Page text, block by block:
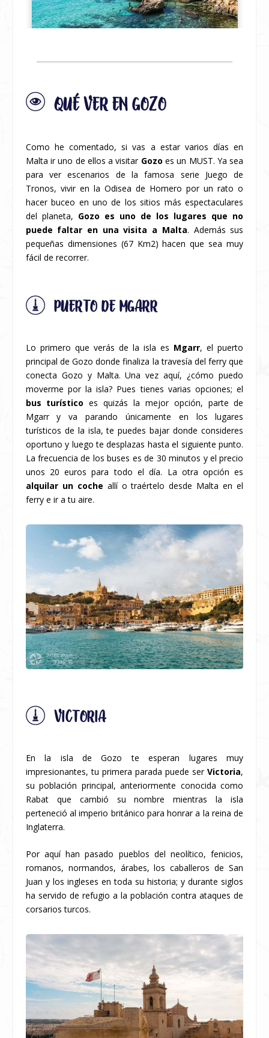
QUÉ VER EN GOZO
Como he comentado, si vas a estar varios días en
Malta ir uno de ellos a visitar Gozo es un MUST. Ya sea
para ver escenarios de la famosa serie Juego de
Tronos, vivir en la Odisea de Homero por un rato o
hacer buceo en uno de los sitios más espectaculares
del planeta, Gozo es uno de los lugares que no
puede faltar en una visita a Malta. Además sus
pequeñas dimensiones (67 Km2) hacen que sea muy
fácil de recorrer.
PUERTO DE MGARR
Lo primero que verás de la isla es Mgarr, el puerto
principal de Gozo donde finaliza la travesía del ferry que
conecta Gozo y Malta. Una vez aquí, ¿cómo puedo
moverme por la isla? Pues tienes varias opciones; el
bus turístico es quizás la mejor opción, parte de
Mgarr y va parando únicamente en los lugares
turísticos de la isla, te puedes bajar donde consideres
oportuno y luego te desplazas hasta el siguiente punto.
La frecuencia de los buses es de 30 minutos y el precio
unos 20 euros para todo el día. La otra opción es
alquilar un coche allí o traértelo desde Malta en el
ferry e ir a tu aire.
VICTORIA
En la isla de Gozo te esperan lugares muy
impresionantes, tu primera parada puede serVictoria,
su población principal, anteriormente conocida como
Rabat que cambió su nombre mientras la isla
perteneció al imperio británico para honrar a la reina de
Inglaterra.
Por aquí han pasado pueblos del neolítico, fenicios,
romanos, normandos, árabes, los caballeros de San
Juan y los ingleses en toda su historia; y durante siglos
ha servido de refugio a la población contra ataques de
corsarios turcos.